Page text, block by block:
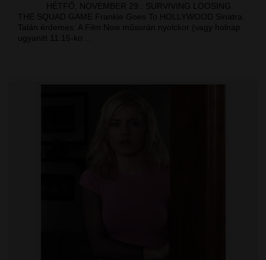
HÉTFŐ, NOVEMBER 29.: SURVIVING LOOSING
THE SQUAD GAME Frankie Goes To HOLLYWOOD Sinatra.
Talán érdemes: A Film Now műsorán nyolckor (vagy holnap
ugyanitt 11:15-ko…